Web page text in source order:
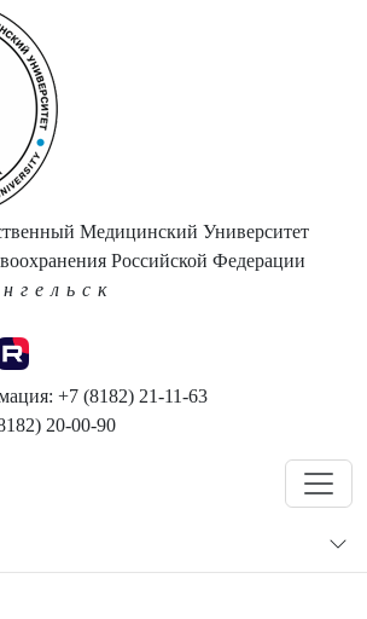
Медицинский Университет
Российской Федерации
+7 (8182) 21-11-63
20-00-90